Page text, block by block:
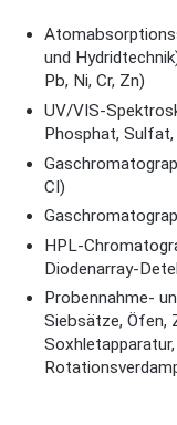
und
Pb, Ni, Cr, Zn)
UV/VIS-
Phosphat, Sulfat,
CI)
HPL-
Diodenarray-
Probennahme-
Siebsätze, Öfen,